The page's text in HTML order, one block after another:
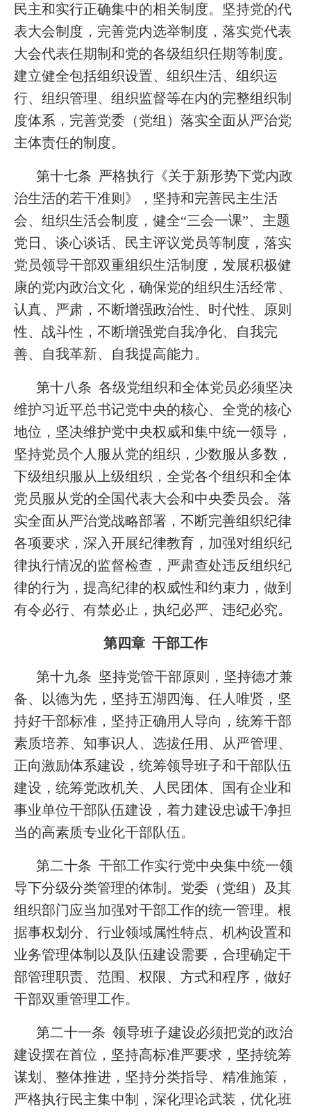
民主和实行正确集中的相关制度。坚持党的代
表大会制度，完善党内选举制度，落实党代表
大会代表任期制和党的各级组织任期等制度。
建立健全包括组织设置、组织生活、组织运
行、组织管理、组织监督等在内的完整组织制
度体系，完善党委（党组）落实全面从严治党
主体责任的制度。
第十七条 严格执行《关于新形势下党内政
治生活的若干准则》，坚持和完善民主生活
会、组织生活会制度，健全“三会一课”、主题
党日、谈心谈话、民主评议党员等制度，落实
党员领导干部双重组织生活制度，发展积极健
康的党内政治文化，确保党的组织生活经常、
认真、严肃，不断增强政治性、时代性、原则
性、战斗性，不断增强党自我净化、自我完
善、自我革新、自我提高能力。
第十八条 各级党组织和全体党员必须坚决
维护习近平总书记党中央的核心、全党的核心
地位，坚决维护党中央权威和集中统一领导，
坚持党员个人服从党的组织，少数服从多数，
下级组织服从上级组织，全党各个组织和全体
党员服从党的全国代表大会和中央委员会。落
实全面从严治党战略部署，不断完善组织纪律
各项要求，深入开展纪律教育，加强对组织纪
律执行情况的监督检查，严肃查处违反组织纪
律的行为，提高纪律的权威性和约束力，做到
有令必行、有禁必止，执纪必严、违纪必究。
第四章 干部工作
第十九条 坚持党管干部原则，坚持德才兼
备、以德为先，坚持五湖四海、任人唯贤，坚
持好干部标准，坚持正确用人导向，统筹干部
素质培养、知事识人、选拔任用、从严管理、
正向激励体系建设，统筹领导班子和干部队伍
建设，统筹党政机关、人民团体、国有企业和
事业单位干部队伍建设，着力建设忠诚干净担
当的高素质专业化干部队伍。
第二十条 干部工作实行党中央集中统一领
导下分级分类管理的体制。党委（党组）及其
组织部门应当加强对干部工作的统一管理。根
据事权划分、行业领域属性特点、机构设置和
业务管理体制以及队伍建设需要，合理确定干
部管理职责、范围、权限、方式和程序，做好
干部双重管理工作。
第二十一条 领导班子建设必须把党的政治
建设摆在首位，坚持高标准严要求，坚持统筹
谋划、整体推进，坚持分类指导、精准施策，
严格执行民主集中制，深化理论武装，优化班